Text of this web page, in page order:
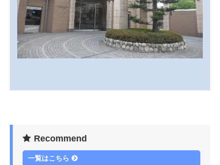
Recommend
一覧はこちら